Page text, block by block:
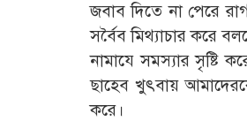
জবাব দিতে না পেরে
সর্বৈব মিথ্যাচার করে
নামাযে সমস্যার সৃষ্টি
ছাহেব খুৎবায়
করে।